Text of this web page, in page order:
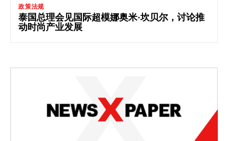
政策法规
泰国总理会见国际超模娜奥米·坎贝尔，讨论推
动时尚产业发展